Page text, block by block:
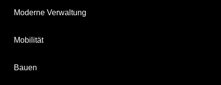
Moderne Verwaltung
Mobilität
Bauen